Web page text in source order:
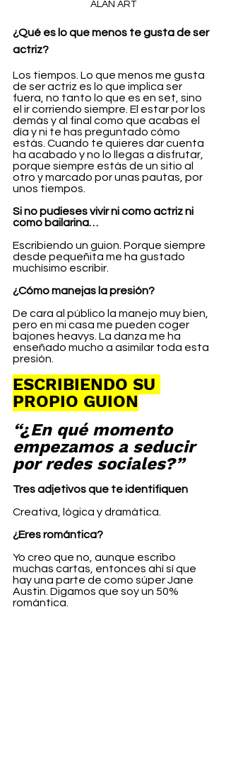
ALAN ART
¿Qué es lo que menos te gusta de ser
actriz?
Los tiempos. Lo que menos me gusta
de ser actriz es lo que implica ser
fuera, no tanto lo que es en set, sino
el ir corriendo siempre. El estar por los
demás y al final como que acabas el
día y ni te has preguntado cómo
estás. Cuando te quieres dar cuenta
ha acabado y no lo llegas a disfrutar,
porque siempre estás de un sitio al
otro y marcado por unas pautas, por
unos tiempos.
Si no pudieses vivir ni como actriz ni
como bailarina…
Escribiendo un guion. Porque siempre
desde pequeñita me ha gustado
muchísimo escribir.
¿Cómo manejas la presión?
De cara al público la manejo muy bien,
pero en mi casa me pueden coger
bajones heavys. La danza me ha
enseñado mucho a asimilar toda esta
presión.
ESCRIBIENDO SU
PROPIO GUION
“¿En qué momento
empezamos a seducir
por redes sociales?”
Tres adjetivos que te identifiquen
Creativa, lógica y dramática.
¿Eres romántica?
Yo creo que no, aunque escribo
muchas cartas, entonces ahí sí que
hay una parte de como súper Jane
Austin. Digamos que soy un 50%
romántica.